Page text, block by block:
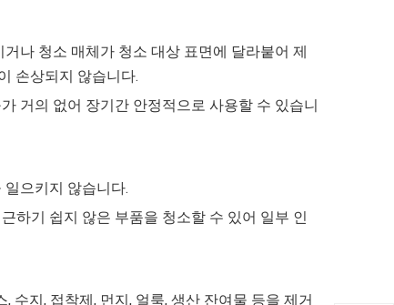
나 청소 매체가 청소 대상 표면에 달라붙어 제
손상되지 않습니다.
거의 없어 장기간 안정적으로 사용할 수 있습니
으키지 않습니다.
하기 쉽지 않은 부품을 청소할 수 있어 일부 인
수지, 접착제, 먼지, 얼룩, 생산 잔여물 등을 제거